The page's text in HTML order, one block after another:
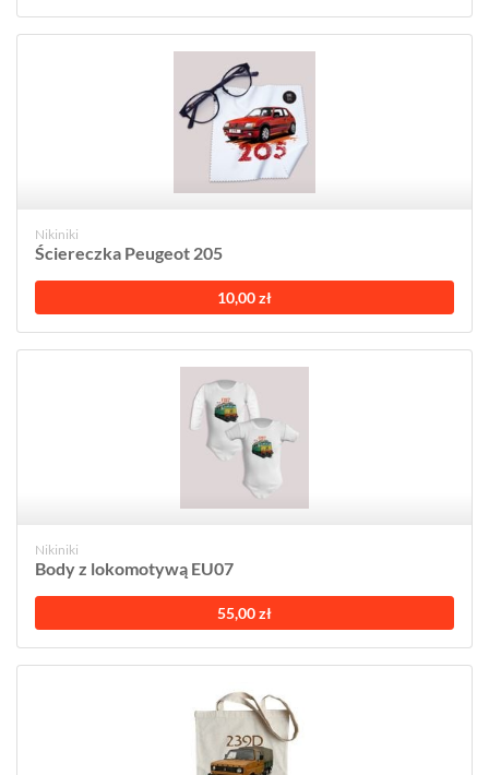
Nikiniki
Ściereczka Peugeot 205
10,00 zł
Nikiniki
Body z lokomotywą EU07
55,00 zł